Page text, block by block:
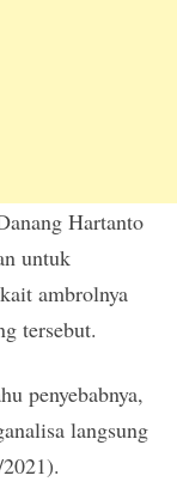
Hartanto
untuk
ambrolnya
tersebut.
penyebabnya,
langsung